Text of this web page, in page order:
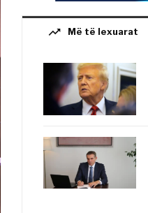
trending_up Më të lexuarat